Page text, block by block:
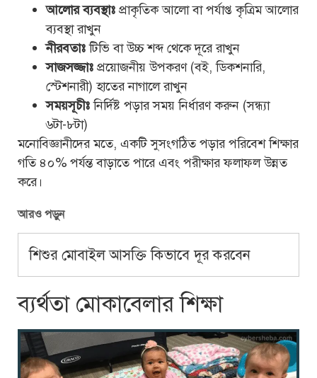
আলোর ব্যবস্থাঃ প্রাকৃতিক আলো বা পর্যাপ্ত কৃত্রিম আলোর
ব্যবস্থা রাখুন
নীরবতাঃটিভি বা উচ্চ শব্দ থেকে দূরে রাখুন
সাজসজ্জাঃ প্রয়োজনীয় উপকরণ (বই, ডিকশনারি,
স্টেশনারী) হাতের নাগালে রাখুন
সময়সূচীঃনির্দিষ্ট পড়ার সময় নির্ধারণ করুন (সন্ধ্যা
৬টা-৮টা)
মনোবিজ্ঞানীদের মতে, একটি সুসংগঠিত পড়ার পরিবেশ শিক্ষার
গতি ৪০% পর্যন্ত বাড়াতে পারে এবং পরীক্ষার ফলাফল উন্নত
করে।
আরও পড়ুন
শিশুর মোবাইল আসক্তি কিভাবে দূর করবেন
ব্যর্থতা মোকাবেলার শিক্ষা